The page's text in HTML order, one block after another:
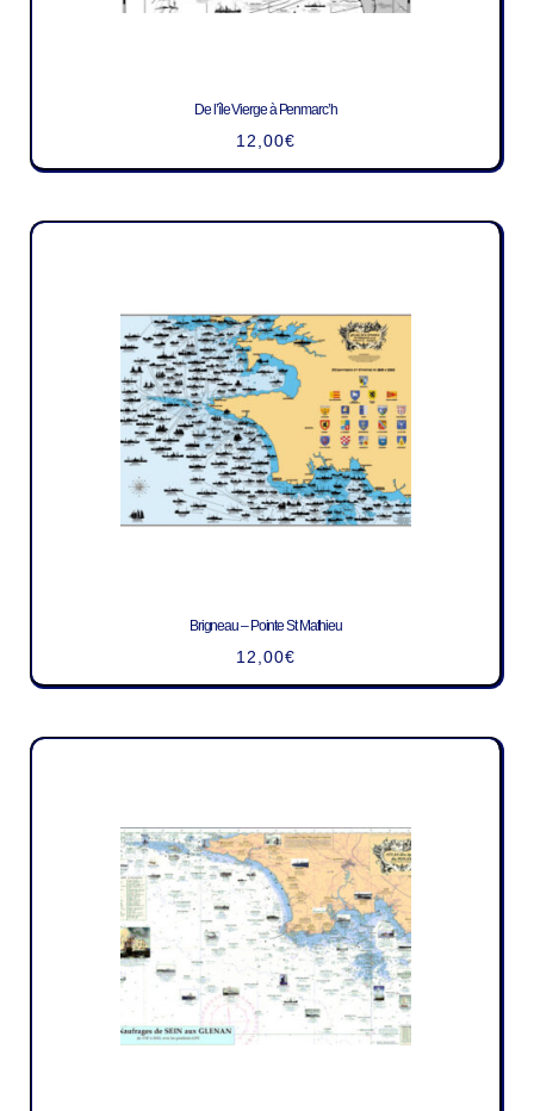
De l’île Vierge à Penmarc’h
12,00€
Brigneau – Pointe St Mathieu
12,00€